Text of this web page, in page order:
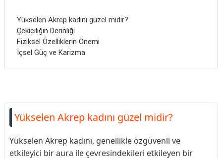
Yükselen Akrep kadını güzel midir?
Çekiciliğin Derinliği
Fiziksel Özelliklerin Önemi
İçsel Güç ve Karizma
Yükselen Akrep kadını güzel midir?
Yükselen Akrep kadını, genellikle özgüvenli ve
etkileyici bir aura ile çevresindekileri etkileyen bir